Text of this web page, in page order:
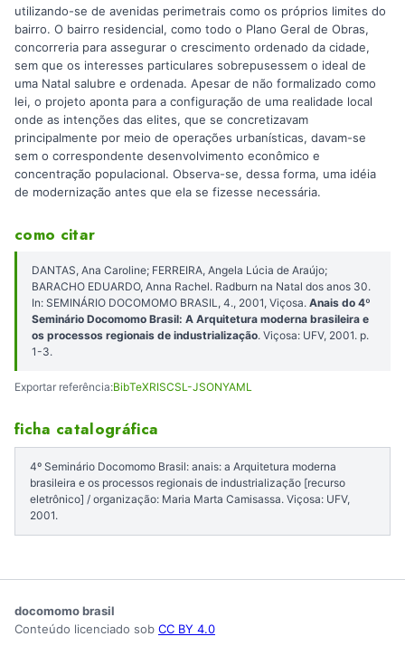
utilizando-se de avenidas perimetrais como os próprios limites do
bairro. O bairro residencial, como todo o Plano Geral de Obras,
concorreria para assegurar o crescimento ordenado da cidade,
sem que os interesses particulares sobrepusessem o ideal de
uma Natal salubre e ordenada. Apesar de não formalizado como
lei, o projeto aponta para a configuração de uma realidade local
onde as intenções das elites, que se concretizavam
principalmente por meio de operações urbanísticas, davam-se
sem o correspondente desenvolvimento econômico e
concentração populacional. Observa-se, dessa forma, uma idéia
de modernização antes que ela se fizesse necessária.
como citar
DANTAS, Ana Caroline; FERREIRA, Angela Lúcia de Araújo;
BARACHO EDUARDO, Anna Rachel. Radburn na Natal dos anos 30.
In: SEMINÁRIO DOCOMOMO BRASIL, 4., 2001, Viçosa. Anais do 4º
Seminário Docomomo Brasil: A Arquitetura moderna brasileira e
os processos regionais de industrialização. Viçosa: UFV, 2001. p.
1-3.
Exportar referência:BibTeXRISCSL-JSONYAML
ficha catalográfica
4º Seminário Docomomo Brasil: anais: a Arquitetura moderna
brasileira e os processos regionais de industrialização [recurso
eletrônico] / organização: Maria Marta Camisassa. Viçosa: UFV,
2001.
docomomo brasil
Conteúdo licenciado sob CC BY 4.0